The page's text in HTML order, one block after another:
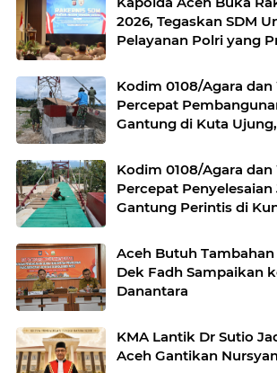
2026, Tegaskan SDM
Pelayanan Polri yang
Kodim 0108/Agara dan
Percepat
Gantung di Kuta
Kodim 0108/Agara dan
Percepat
Gantung Perintis di
Persen
Aceh Butuh
Dek Fadh Sampaikan
Danantara
KMA Lantik Dr Sutio
Aceh Gantikan